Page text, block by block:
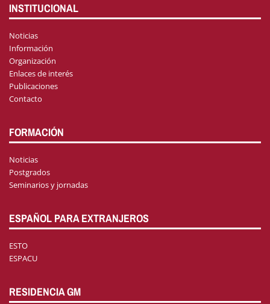
INSTITUCIONAL
Noticias
Información
Organización
Enlaces de interés
Publicaciones
Contacto
FORMACIÓN
Noticias
Postgrados
Seminarios y jornadas
ESPAÑOL PARA EXTRANJEROS
ESTO
ESPACU
RESIDENCIA GM